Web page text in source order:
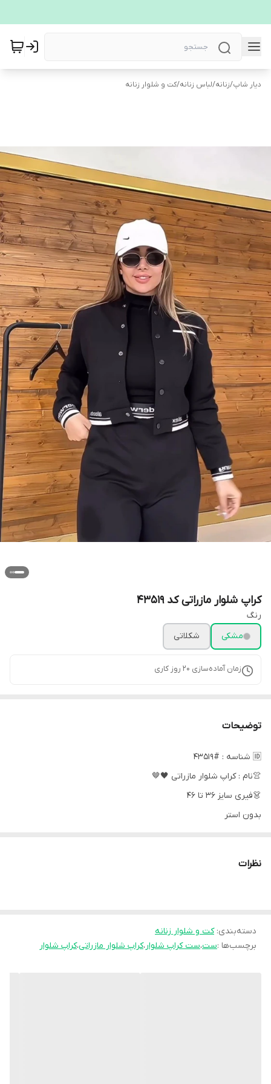
دیار شاپ/زنانه/لباس زنانه/کت و شلوار زنانه
کراپ شلوار مازراتی کد 43519
رنگ
مشکی
شکلاتی
زمان آماده‌سازی 20 روز کاری
توضیحات
🆔 شناسه : #43519
👚نام : کراپ شلوار مازراتی 🖤🤎
👗فیری سایز ۳۶ تا ۴۶
بدون استر
🖌 رنگ بندی : مشکی - شکلاتی -
⚜️ سایز ها : فری سایز -
نظرات
دسته‌بندی:کت و شلوار زنانه
برچسب‌ها :ست،ست کراپ شلوار،کراپ شلوار مازراتی،کراپ شلوار